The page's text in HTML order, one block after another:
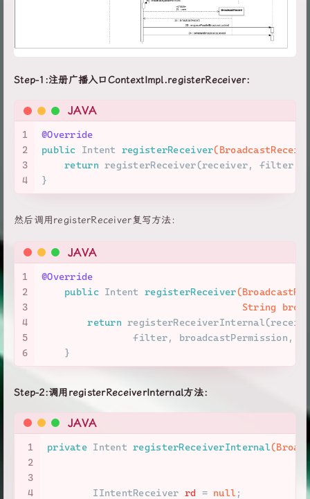
Step-1:注册广播入口ContextImpl.registerReceiver：
JAVA
1
2
3
4
@Override
public Intent registerReceiver
return registerReceiver(receiver, filter,
}
然后调用registerReceiver复写方法:
JAVA
1
2
3
4
5
6
@Override
public Intent registerReceiver
String
return
filter, broadcastPermission,
    }
Step-2:调用registerReceiverInternal方法：
JAVA
1
2
3
4
private Intent registerReceiverInternal
IIntentReceiver rd = null ;